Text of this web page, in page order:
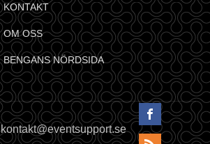
KONTAKT
OM OSS
BENGANS NÖRDSIDA
kontakt@eventsupport.se